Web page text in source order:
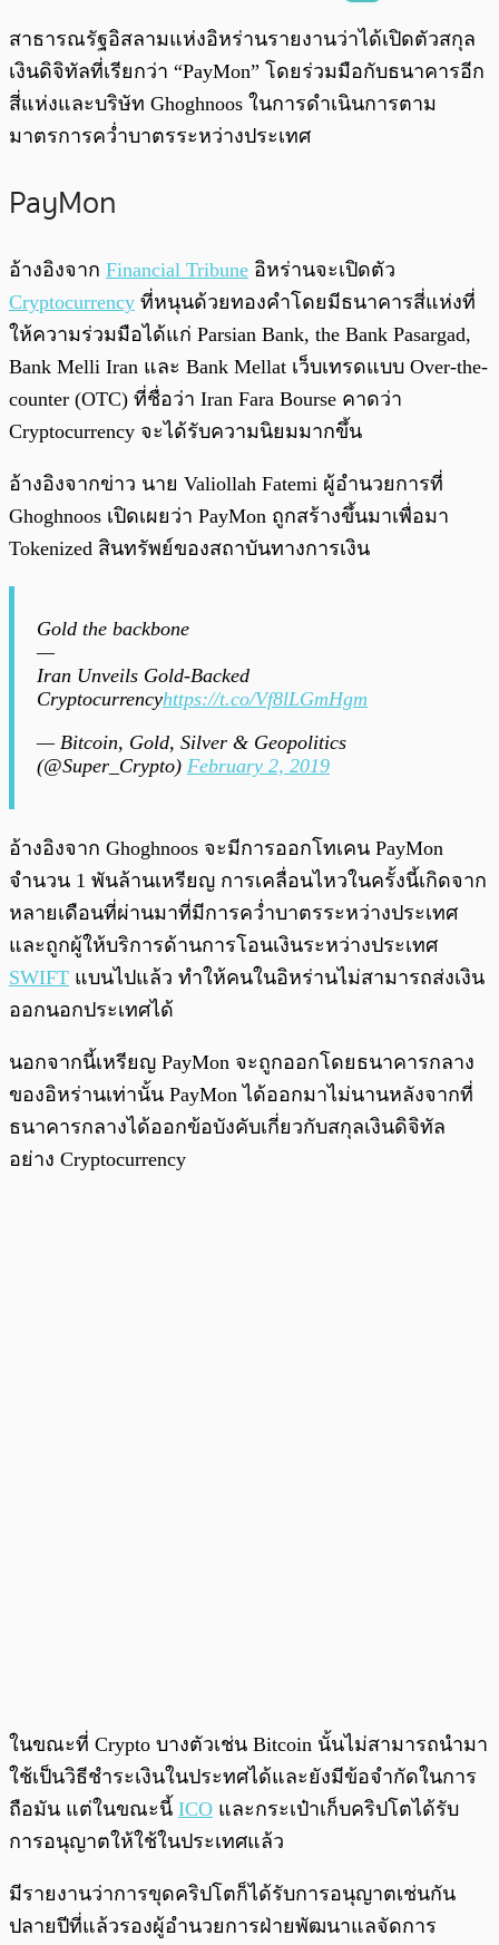
พร้อมเล่น 0:00 /0:00
สาธารณรัฐอิสลามแห่งอิหร่านรายงานว่าได้เปิดตัวสกุล
เงินดิจิทัลที่เรียกว่า “PayMon” โดยร่วมมือกับธนาคารอีก
สี่แห่งและบริษัท Ghoghnoos ในการดำเนินการตาม
มาตรการคว่ำบาตรระหว่างประเทศ
PayMon
อ้างอิงจาก Financial Tribune อิหร่านจะเปิดตัว
Cryptocurrency ที่หนุนด้วยทองคำโดยมีธนาคารสี่แห่งที่
ให้ความร่วมมือได้แก่ Parsian Bank, the Bank Pasargad,
Bank Melli Iran และ Bank Mellat เว็บเทรดแบบ Over-the-
counter (OTC) ที่ชื่อว่า Iran Fara Bourse คาดว่า
Cryptocurrency จะได้รับความนิยมมากขึ้น
อ้างอิงจากข่าว นาย Valiollah Fatemi ผู้อำนวยการที่
Ghoghnoos เปิดเผยว่า PayMon ถูกสร้างขึ้นมาเพื่อมา
Tokenized สินทรัพย์ของสถาบันทางการเงิน
Gold the backbone
—
Iran Unveils Gold-Backed
Cryptocurrencyhttps://t.co/Vf8lLGmHgm
— Bitcoin, Gold, Silver & Geopolitics
(@Super_Crypto) February 2, 2019
อ้างอิงจาก Ghoghnoos จะมีการออกโทเคน PayMon
จำนวน 1 พันล้านเหรียญ การเคลื่อนไหวในครั้งนี้เกิดจาก
หลายเดือนที่ผ่านมาที่มีการคว่ำบาตรระหว่างประเทศ
และถูกผู้ให้บริการด้านการโอนเงินระหว่างประเทศ
SWIFT แบนไปแล้ว ทำให้คนในอิหร่านไม่สามารถส่งเงิน
ออกนอกประเทศได้
นอกจากนี้เหรียญ PayMon จะถูกออกโดยธนาคารกลาง
ของอิหร่านเท่านั้น PayMon ได้ออกมาไม่นานหลังจากที่
ธนาคารกลางได้ออกข้อบังคับเกี่ยวกับสกุลเงินดิจิทัล
อย่าง Cryptocurrency
ในขณะที่ Crypto บางตัวเช่น Bitcoin นั้นไม่สามารถนำมา
ใช้เป็นวิธีชำระเงินในประทศได้และยังมีข้อจำกัดในการ
ถือมัน แต่ในขณะนี้ ICO และกระเป๋าเก็บคริปโตได้รับ
การอนุญาตให้ใช้ในประเทศแล้ว
มีรายงานว่าการขุดคริปโตก็ได้รับการอนุญาตเช่นกัน
ปลายปีที่แล้วรองผู้อำนวยการฝ่ายพัฒนาแลจัดการ